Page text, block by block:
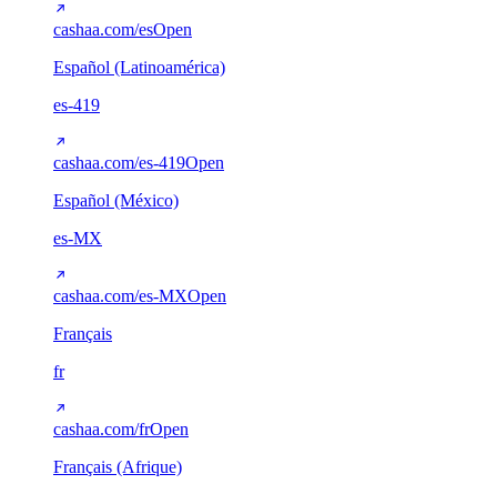
cashaa.com/esOpen
Español (Latinoamérica)
es-419
cashaa.com/es-419Open
Español (México)
es-MX
cashaa.com/es-MXOpen
Français
fr
cashaa.com/frOpen
Français (Afrique)